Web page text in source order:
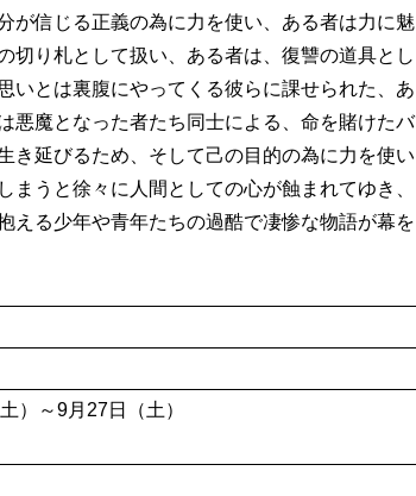
が信じる正義の為に力を使い、ある者は力に魅
切り札として扱い、ある者は、復讐の道具とし
いとは裏腹にやってくる彼らに課せられた、あ
悪魔となった者たち同士による、命を賭けたバ
き延びるため、そして己の目的の為に力を使い
まうと徐々に人間としての心が蝕まれてゆき、
少年や青年たちの過酷で凄惨な物語が幕を
）～9月27日（土）